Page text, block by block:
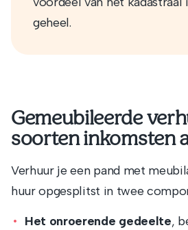
geheel.
Gemeubileerde
soorten inkomsten
Verhuur je een pand met
huur opgesplitst in twee
Het onroerende gedeelte,